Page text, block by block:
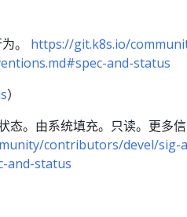
。 https://git.k8s.io/
and-status
）
态。由系统填充。只读。更多信
contributors/devel/sig-
and-status